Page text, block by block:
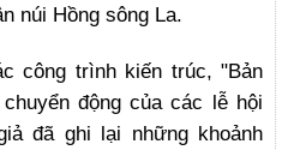
núi Hồng sông La.
công trình kiến trúc, "Bản
động của các lễ hội
đã ghi lại những khoảnh